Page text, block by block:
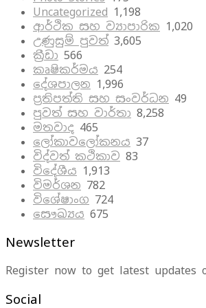
Uncategorized 1,198
ආර්ථික සහ ව්‍යාපාරික 1,020
උණුසුම් පුවත් 3,605
ක්‍රීඩා 566
කෘෂිකර්මය 254
දේශපාලන 1,996
ප්‍රතිපත්ති සහ සංවර්ධන 49
පුවත් සහ වාර්තා 8,258
මතවාද 465
ලෝකාවලෝකනය 37
විද්වත් කථිකාව 83
විදේශීය 1,913
විමර්ශන 782
විශේෂාංග 724
සෞඛ්‍යය 675
Newsletter
Register now to get latest updates
Social